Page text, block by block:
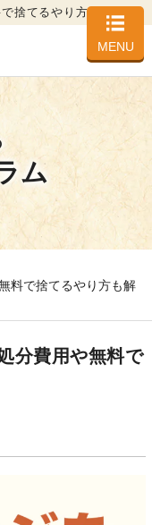
捨てるやり方も解説
MENU
ム
料で捨てるやり方も解
分費用や無料で